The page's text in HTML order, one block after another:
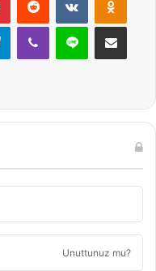
TelegramViber Line E-Posta ile
Unuttunuz mu?